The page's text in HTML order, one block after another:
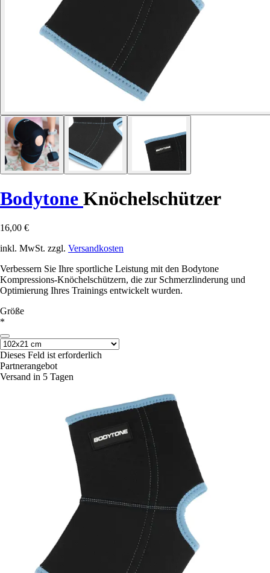
Bodytone Knöchelschützer
16,00 €
inkl. MwSt. zzgl. Versandkosten
Verbessern Sie Ihre sportliche Leistung mit den Bodytone
Kompressions-Knöchelschützern, die zur Schmerzlinderung und
Optimierung Ihres Trainings entwickelt wurden.
Größe
*
Dieses Feld ist erforderlich
Partnerangebot
Versand in 5 Tagen